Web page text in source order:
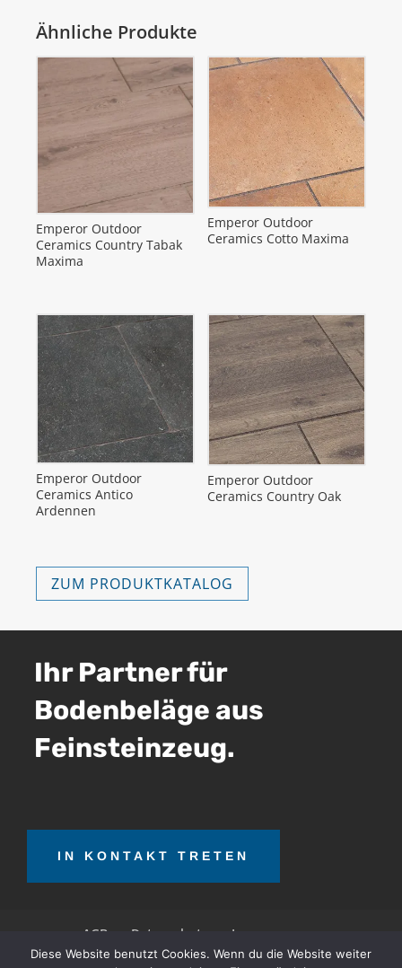
Ähnliche Produkte
Emperor Outdoor
Ceramics Country Tabak
Maxima
Emperor Outdoor
Ceramics Cotto Maxima
Emperor Outdoor
Ceramics Antico
Ardennen
Emperor Outdoor
Ceramics Country Oak
ZUM PRODUKTKATALOG
Ihr Partner für
Bodenbeläge aus
Feinsteinzeug.
IN KONTAKT TRETEN
AGB Datenschutz Impressum
Diese Website benutzt Cookies. Wenn du die Website weiter